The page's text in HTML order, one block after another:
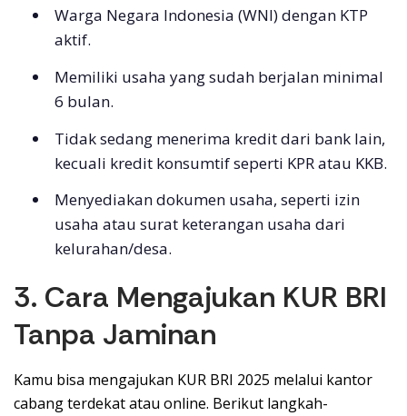
Warga Negara Indonesia (WNI) dengan KTP
aktif.
Memiliki usaha yang sudah berjalan minimal
6 bulan.
Tidak sedang menerima kredit dari bank lain,
kecuali kredit konsumtif seperti KPR atau KKB.
Menyediakan dokumen usaha, seperti izin
usaha atau surat keterangan usaha dari
kelurahan/desa.
3. Cara Mengajukan KUR BRI
Tanpa Jaminan
Kamu bisa mengajukan KUR BRI 2025 melalui kantor
cabang terdekat atau online. Berikut langkah-